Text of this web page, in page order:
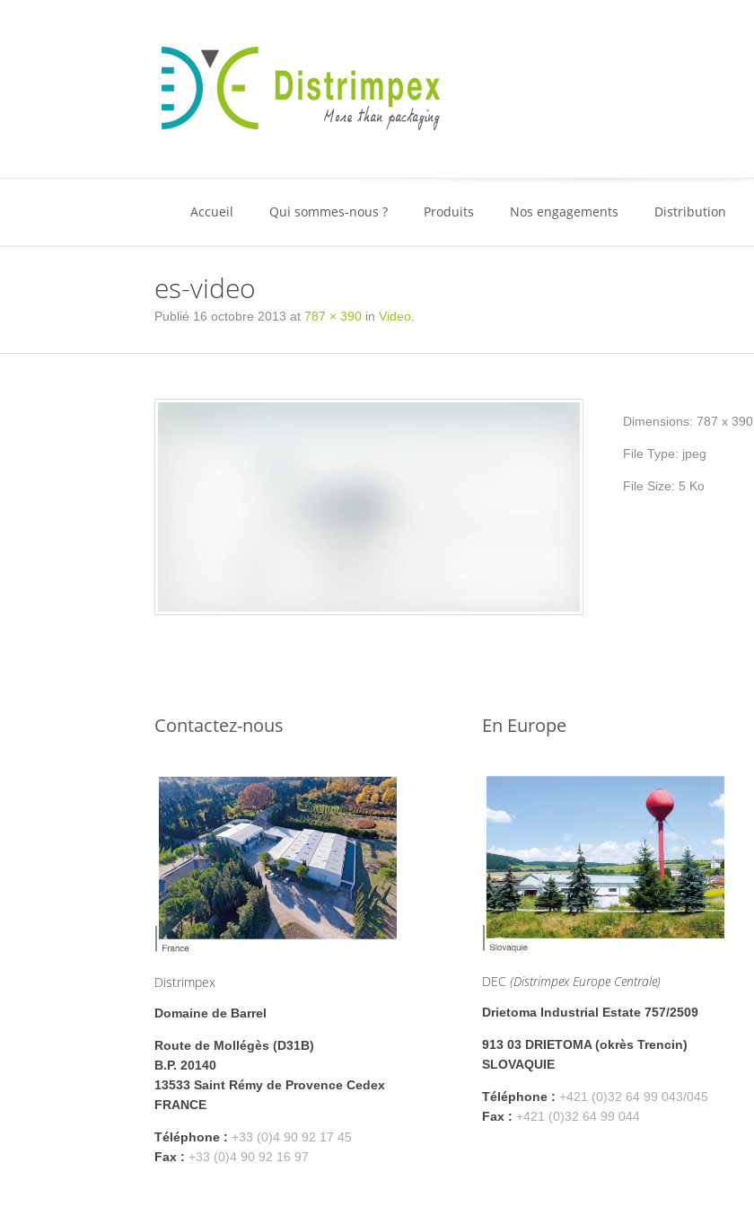
Accueil Qui sommes-nous ? Produits Nos engagements Distribution
es-video
Publié 16 octobre 2013 at 787 × 390 in Video
Dimensions: 787 x 390
File Type: jpeg
File Size: 5 Ko
Contactez-nous
Distrimpex
Domaine de Barrel
Route de Mollégès (D31B)
B.P. 20140
13533 Saint Rémy de Provence Cedex
FRANCE
Téléphone : +33 (0)4 90 92 17 45
Fax : +33 (0)4 90 92 16 97
En Europe
DEC(Distrimpex Europe Centrale)
Drietoma Industrial Estate 757/2509
913 03 DRIETOMA (okrès Trencin)
SLOVAQUIE
Téléphone : +421 (0)32 64 99 043/045
Fax : +421 (0)32 64 99 044